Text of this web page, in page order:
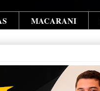
MACARANI